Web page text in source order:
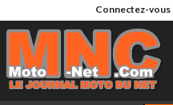
Connectez-vous